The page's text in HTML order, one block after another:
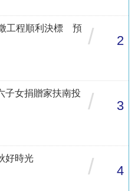
工程順利決標 預
/ 2
女捐贈家扶南投
/ 3
好時光
/ 4